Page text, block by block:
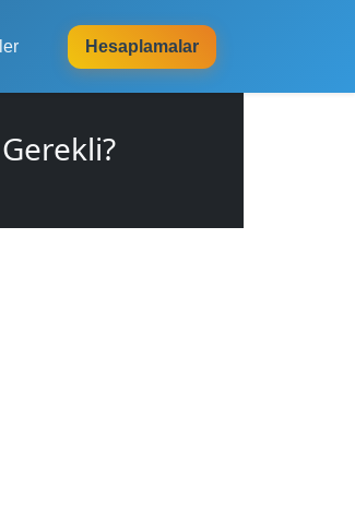
Hesaplamalar